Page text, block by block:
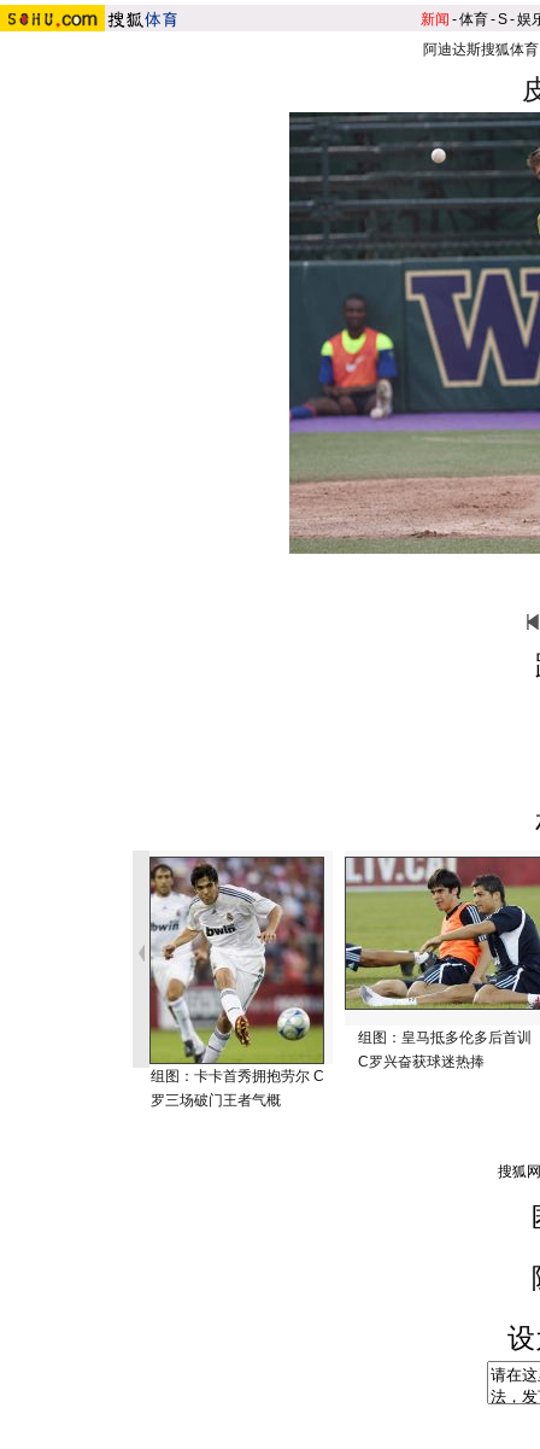
新闻 -体育-S-娱
阿迪达斯搜狐体育
组图：卡卡首秀拥抱劳尔 C
罗三场破门王者气概
组图：皇马抵多伦多后首训
C罗兴奋获球迷热捧